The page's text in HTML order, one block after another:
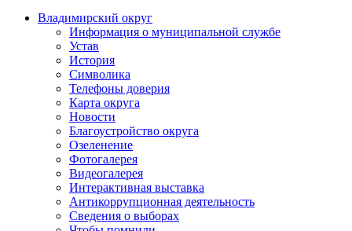
Владимирский округ
Информация о муниципальной службе
Устав
История
Символика
Телефоны доверия
Карта округа
Новости
Благоустройство округа
Озеленение
Фотогалерея
Видеогалерея
Интерактивная выставка
Антикоррупционная деятельность
Сведения о выборах